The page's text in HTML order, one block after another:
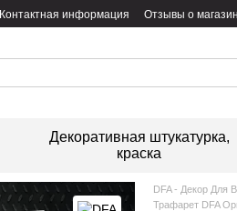
Контактная информация Отзывы о
Декоративная штукатурка,
краска
DFA - Декор Для
Трафарет DFA